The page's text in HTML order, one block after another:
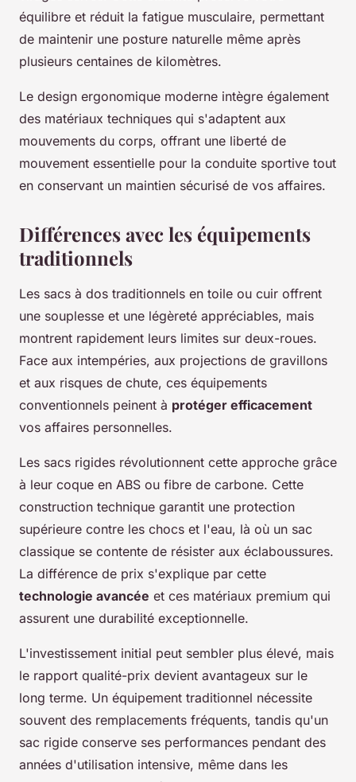
équilibre et réduit la fatigue musculaire, permettant
de maintenir une posture naturelle même après
plusieurs centaines de kilomètres.
Le design ergonomique moderne intègre également
des matériaux techniques qui s'adaptent aux
mouvements du corps, offrant une liberté de
mouvement essentielle pour la conduite sportive tout
en conservant un maintien sécurisé de vos affaires.
Différences avec les équipements
traditionnels
Les sacs à dos traditionnels en toile ou cuir offrent
une souplesse et une légèreté appréciables, mais
montrent rapidement leurs limites sur deux-roues.
Face aux intempéries, aux projections de gravillons
et aux risques de chute, ces équipements
conventionnels peinent à protéger efficacement
vos affaires personnelles.
Les sacs rigides révolutionnent cette approche grâce
à leur coque en ABS ou fibre de carbone. Cette
construction technique garantit une protection
supérieure contre les chocs et l'eau, là où un sac
classique se contente de résister aux éclaboussures.
La différence de prix s'explique par cette
technologie avancée et ces matériaux premium qui
assurent une durabilité exceptionnelle.
L'investissement initial peut sembler plus élevé, mais
le rapport qualité-prix devient avantageux sur le
long terme. Un équipement traditionnel nécessite
souvent des remplacements fréquents, tandis qu'un
sac rigide conserve ses performances pendant des
années d'utilisation intensive, même dans les